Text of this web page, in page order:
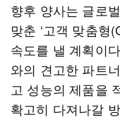
향후 양사는 글로
맞춘 ‘고객 맞춤형
속도를 낼 계획이
와의 견고한 파트
고 성능의 제품을
확고히 다져나갈